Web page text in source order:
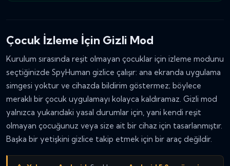
Çocuk İzleme İçin Gizli Mod
Kurulum sırasında reşit olmayan çocuklar için izleme modunu
seçtiğinizde SpyHuman gizlice çalışır: ana ekranda uygulama
simgesi yoktur ve cihazda bildirim göstermez; böylece
meraklı bir çocuk uygulamayı kolayca kaldıramaz. Gizli mod
yalnızca yukarıdaki yasal durumlar için, yani kendi reşit
olmayan çocuğunuz veya size ait bir cihaz için tasarlanmıştır.
Başka bir yetişkini gizlice takip etmek için bir araç değildir.